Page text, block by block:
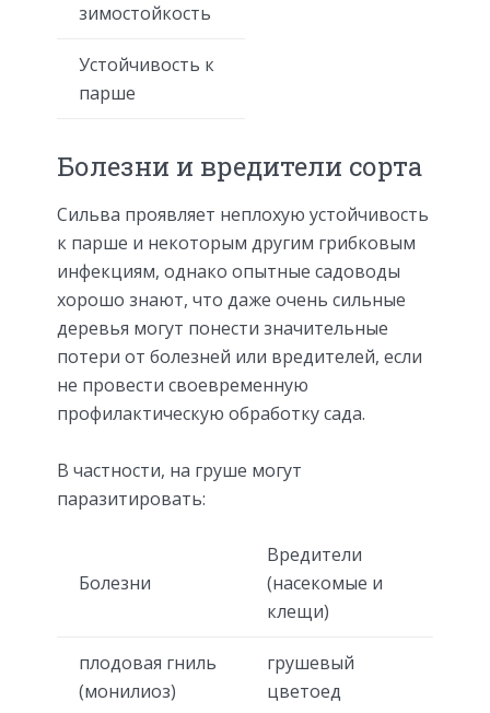
зимостойкость
Устойчивость к
парше
Болезни и вредители сорта
Сильва проявляет неплохую устойчивость
к парше и некоторым другим грибковым
инфекциям, однако опытные садоводы
хорошо знают, что даже очень сильные
деревья могут понести значительные
потери от болезней или вредителей, если
не провести своевременную
профилактическую обработку сада.
В частности, на груше могут
паразитировать:
Болезни
Вредители
(насекомые и
клещи)
плодовая гниль
(монилиоз)
грушевый
цветоед